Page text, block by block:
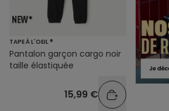
TAPE À L'OEIL ®
Pantalon garçon cargo noir
taille élastiquée
15,99 €